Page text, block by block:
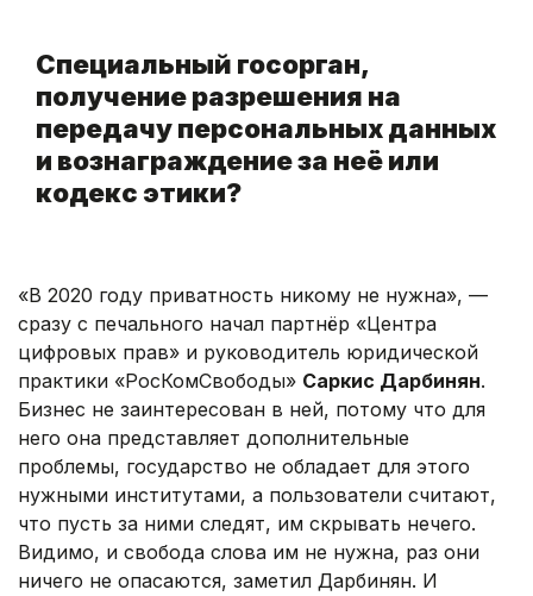
Специальный госорган,
получение разрешения на
передачу персональных данных
и вознаграждение за неё или
кодекс этики?
«В 2020 году приватность никому не нужна», —
сразу с печального начал партнёр «Центра
цифровых прав» и руководитель юридической
практики «РосКомСвободы» Саркис Дарбинян.
Бизнес не заинтересован в ней, потому что для
него она представляет дополнительные
проблемы, государство не обладает для этого
нужными институтами, а пользователи считают,
что пусть за ними следят, им скрывать нечего.
Видимо, и свобода слова им не нужна, раз они
ничего не опасаются, заметил Дарбинян. И